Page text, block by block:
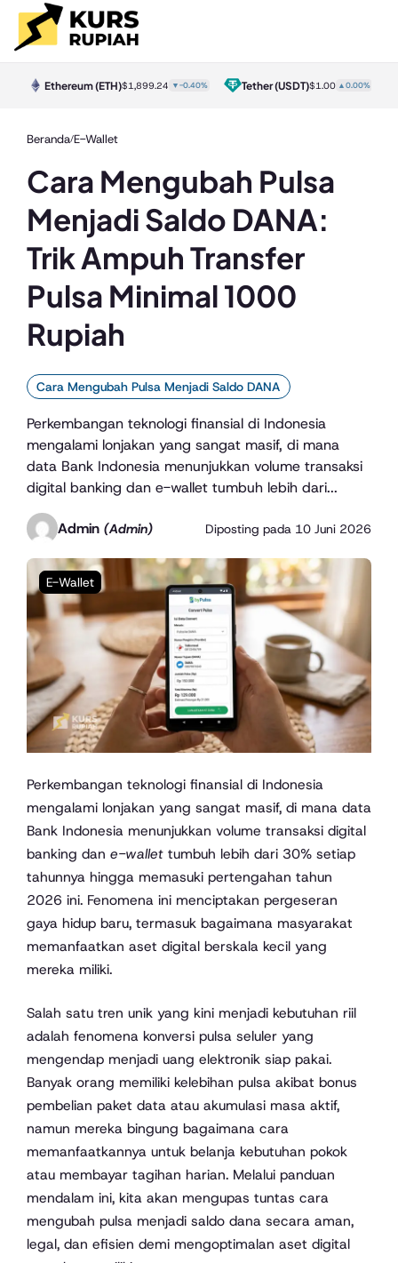
Ethereum(ETH)$1,899.24 ▼-0.40% Tether(USDT)$1.00 ▲0.00%
Beranda/E-Wallet
Cara Mengubah Pulsa
Menjadi Saldo DANA:
Trik Ampuh Transfer
Pulsa Minimal 1000
Rupiah
Cara Mengubah Pulsa Menjadi Saldo DANA
Perkembangan teknologi finansial di Indonesia
mengalami lonjakan yang sangat masif, di mana
data Bank Indonesia menunjukkan volume transaksi
digital banking dan e-wallet tumbuh lebih dari...
Admin (Admin) Diposting pada 10 Juni 2026
E-Wallet
Perkembangan teknologi finansial di Indonesia
mengalami lonjakan yang sangat masif, di mana data
Bank Indonesia menunjukkan volume transaksi digital
banking dan e-wallet tumbuh lebih dari 30% setiap
tahunnya hingga memasuki pertengahan tahun
2026 ini. Fenomena ini menciptakan pergeseran
gaya hidup baru, termasuk bagaimana masyarakat
memanfaatkan aset digital berskala kecil yang
mereka miliki.
Salah satu tren unik yang kini menjadi kebutuhan riil
adalah fenomena konversi pulsa seluler yang
mengendap menjadi uang elektronik siap pakai.
Banyak orang memiliki kelebihan pulsa akibat bonus
pembelian paket data atau akumulasi masa aktif,
namun mereka bingung bagaimana cara
memanfaatkannya untuk belanja kebutuhan pokok
atau membayar tagihan harian. Melalui panduan
mendalam ini, kita akan mengupas tuntas cara
mengubah pulsa menjadi saldo dana secara aman,
legal, dan efisien demi mengoptimalan aset digital